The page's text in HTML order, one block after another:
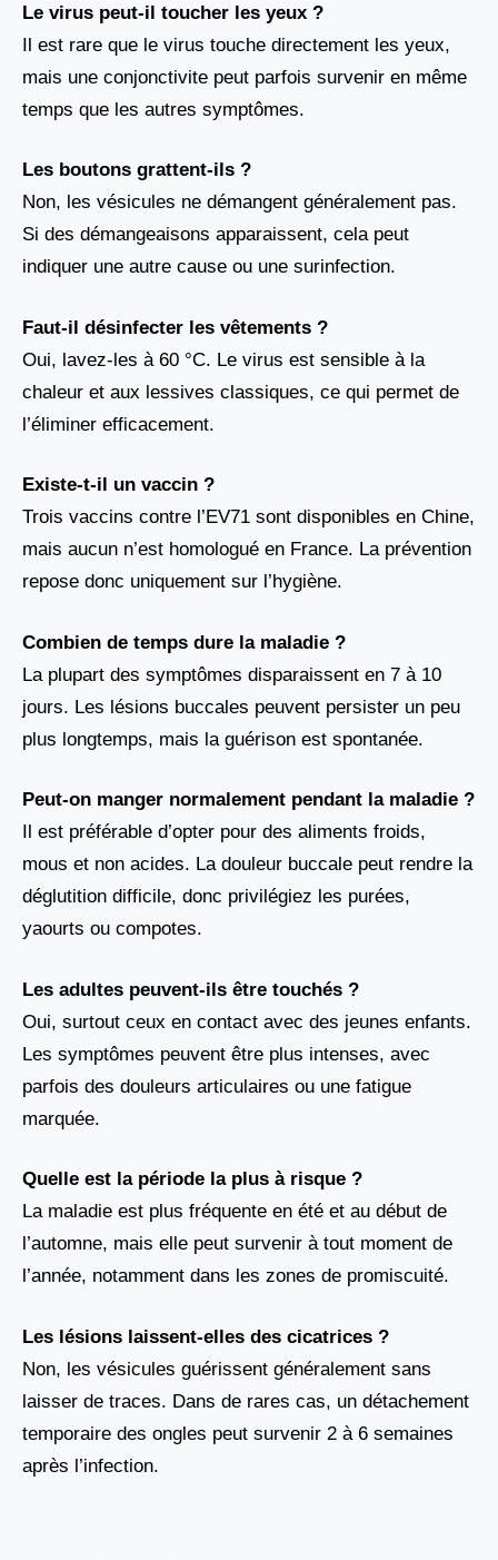
Le virus peut-il toucher les yeux ?
Il est rare que le virus touche directement les yeux,
mais une conjonctivite peut parfois survenir en même
temps que les autres symptômes.
Les boutons grattent-ils ?
Non, les vésicules ne démangent généralement pas.
Si des démangeaisons apparaissent, cela peut
indiquer une autre cause ou une surinfection.
Faut-il désinfecter les vêtements ?
Oui, lavez-les à 60 °C. Le virus est sensible à la
chaleur et aux lessives classiques, ce qui permet de
l’éliminer efficacement.
Existe-t-il un vaccin ?
Trois vaccins contre l’EV71 sont disponibles en Chine,
mais aucun n’est homologué en France. La prévention
repose donc uniquement sur l’hygiène.
Combien de temps dure la maladie ?
La plupart des symptômes disparaissent en 7 à 10
jours. Les lésions buccales peuvent persister un peu
plus longtemps, mais la guérison est spontanée.
Peut-on manger normalement pendant la maladie ?
Il est préférable d’opter pour des aliments froids,
mous et non acides. La douleur buccale peut rendre la
déglutition difficile, donc privilégiez les purées,
yaourts ou compotes.
Les adultes peuvent-ils être touchés ?
Oui, surtout ceux en contact avec des jeunes enfants.
Les symptômes peuvent être plus intenses, avec
parfois des douleurs articulaires ou une fatigue
marquée.
Quelle est la période la plus à risque ?
La maladie est plus fréquente en été et au début de
l’automne, mais elle peut survenir à tout moment de
l’année, notamment dans les zones de promiscuité.
Les lésions laissent-elles des cicatrices ?
Non, les vésicules guérissent généralement sans
laisser de traces. Dans de rares cas, un détachement
temporaire des ongles peut survenir 2 à 6 semaines
après l’infection.